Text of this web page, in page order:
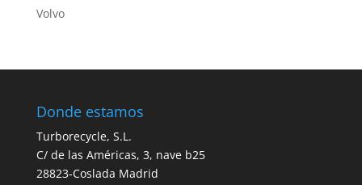
Volvo
Donde estamos
Turborecycle, S.L.
C/ de las Américas, 3, nave b25
28823-Coslada Madrid